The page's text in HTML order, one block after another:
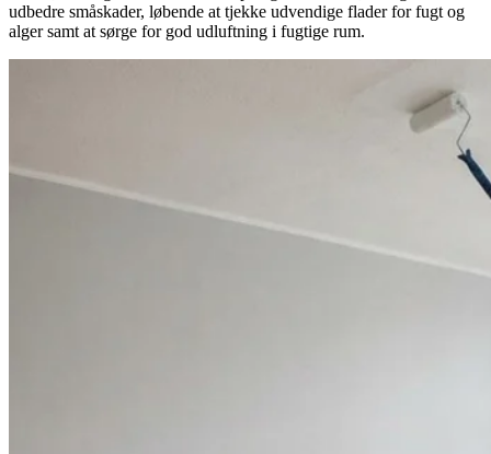
udbedre småskader, løbende at tjekke udvendige flader for fugt og
alger samt at sørge for god udluftning i fugtige rum.